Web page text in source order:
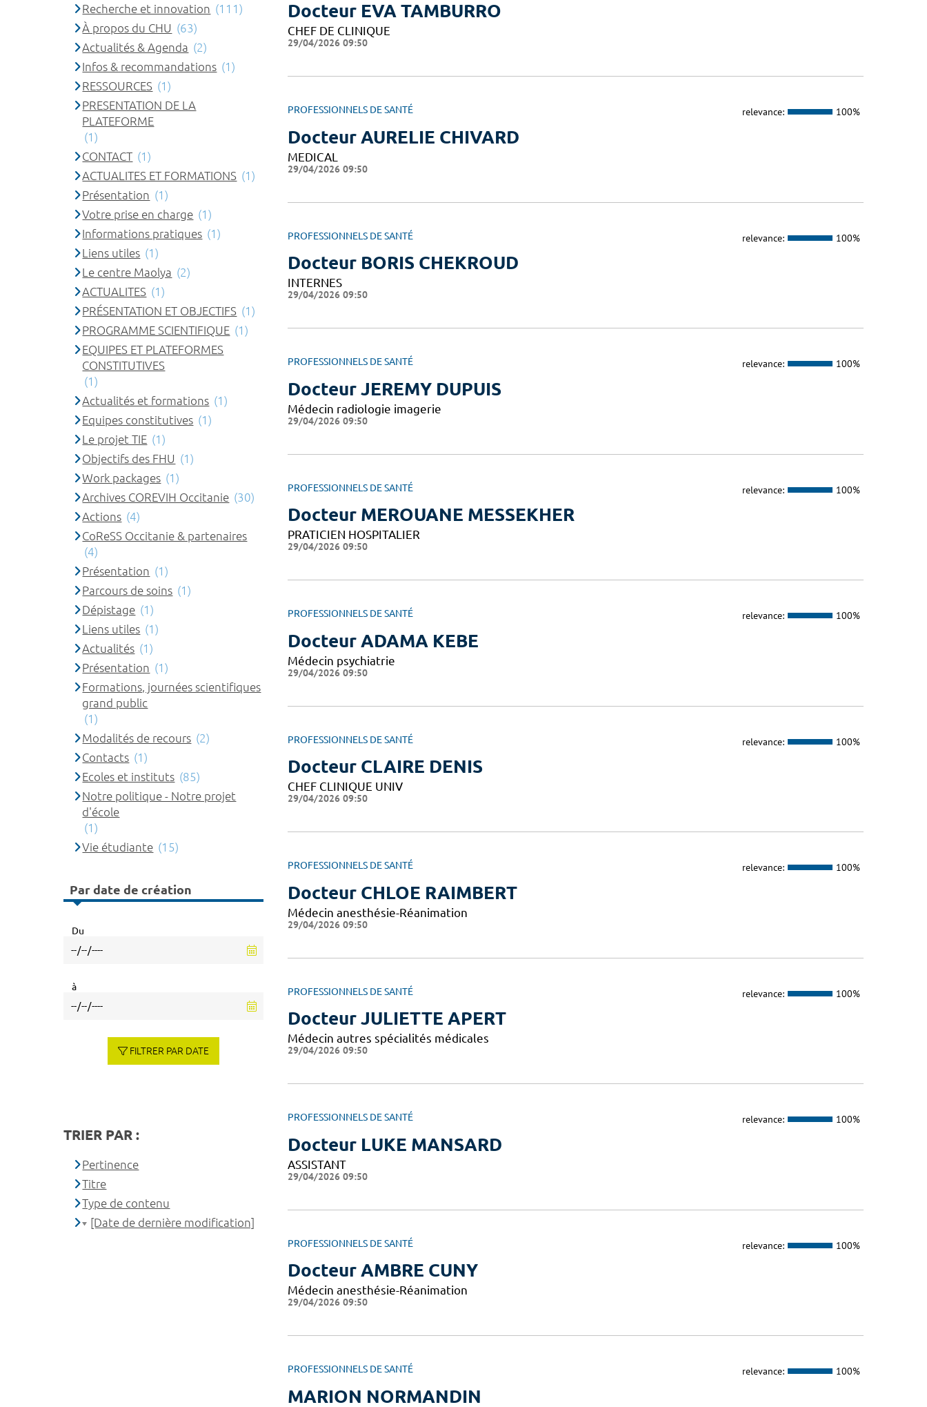
Docteur EVA TAMBURRO
CHEF DE CLINIQUE
29/04/2026 09:50
PROFESSIONNELS DE SANTÉ relevance: 100%
Docteur AURELIE CHIVARD
MEDICAL
29/04/2026 09:50
PROFESSIONNELS DE SANTÉ relevance: 100%
Docteur BORIS CHEKROUD
INTERNES
29/04/2026 09:50
PROFESSIONNELS DE SANTÉ relevance: 100%
Docteur JEREMY DUPUIS
Médecin radiologie imagerie
29/04/2026 09:50
PROFESSIONNELS DE SANTÉ relevance: 100%
Docteur MEROUANE MESSEKHER
PRATICIEN HOSPITALIER
29/04/2026 09:50
PROFESSIONNELS DE SANTÉ relevance: 100%
Docteur ADAMA KEBE
Médecin psychiatrie
29/04/2026 09:50
PROFESSIONNELS DE SANTÉ relevance: 100%
Docteur CLAIRE DENIS
CHEF CLINIQUE UNIV
29/04/2026 09:50
PROFESSIONNELS DE SANTÉ relevance: 100%
Docteur CHLOE RAIMBERT
Médecin anesthésie-Réanimation
29/04/2026 09:50
PROFESSIONNELS DE SANTÉ relevance: 100%
Docteur JULIETTE APERT
Médecin autres spécialités médicales
29/04/2026 09:50
PROFESSIONNELS DE SANTÉ relevance: 100%
Docteur LUKE MANSARD
ASSISTANT
29/04/2026 09:50
PROFESSIONNELS DE SANTÉ relevance: 100%
Docteur AMBRE CUNY
Médecin anesthésie-Réanimation
29/04/2026 09:50
PROFESSIONNELS DE SANTÉ relevance: 100%
MARION NORMANDIN
Recherche et innovation (111)
À propos du CHU (63)
Actualités & Agenda (2)
Infos & recommandations (1)
RESSOURCES (1)
PRESENTATION DE LA
PLATEFORME
(1)
CONTACT (1)
ACTUALITES ET FORMATIONS (1)
Présentation (1)
Votre prise en charge (1)
Informations pratiques (1)
Liens utiles (1)
Le centre Maolya (2)
ACTUALITES (1)
PRÉSENTATION ET OBJECTIFS (1)
PROGRAMME SCIENTIFIQUE (1)
EQUIPES ET PLATEFORMES
CONSTITUTIVES
(1)
Actualités et formations (1)
Equipes constitutives (1)
Le projet TIE (1)
Objectifs des FHU (1)
Work packages (1)
Archives COREVIH Occitanie (30)
Actions (4)
CoReSS Occitanie & partenaires
(4)
Présentation (1)
Parcours de soins (1)
Dépistage (1)
Liens utiles (1)
Actualités (1)
Présentation (1)
Formations, journées scientifiques
grand public
(1)
Modalités de recours (2)
Contacts (1)
Ecoles et instituts (85)
Notre politique - Notre projet
d'école
(1)
Vie étudiante (15)
Par date de création
Du
à
FILTRER PAR DATE
TRIER PAR :
Pertinence
Titre
Type de contenu
[Date de dernière modification]